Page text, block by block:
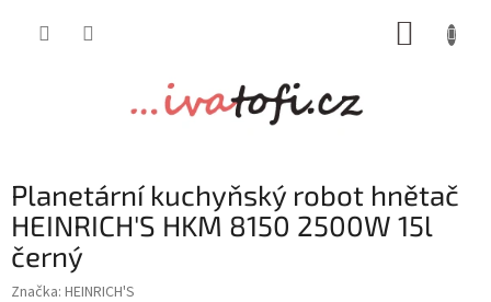
Planetární kuchyňský robot hnětač
HEINRICH'S HKM 8150 2500W 15l
černý
Značka: HEINRICH'S